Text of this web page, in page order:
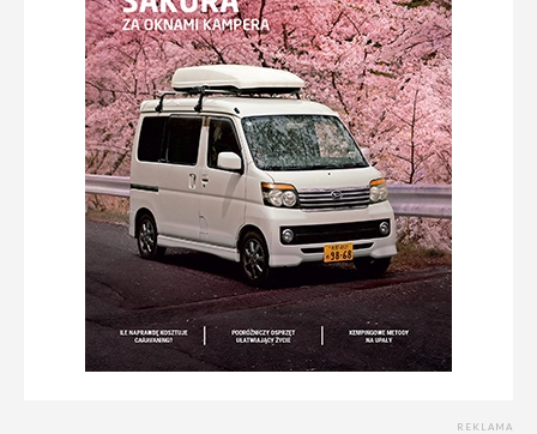
REKLAMA